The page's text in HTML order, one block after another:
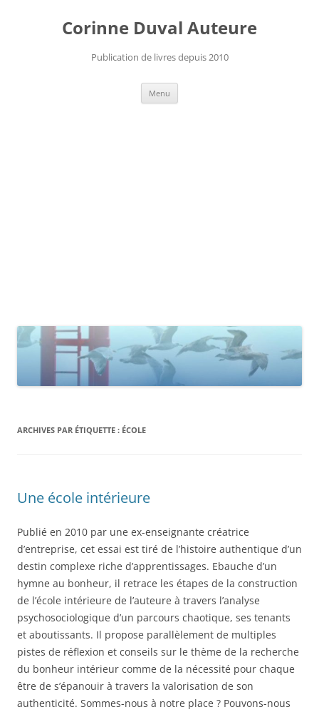
Corinne Duval Auteure
Publication de livres depuis 2010
Menu
ARCHIVES PAR ÉTIQUETTE : ÉCOLE
Une école intérieure
Publié en 2010 par une ex-enseignante créatrice
d’entreprise, cet essai est tiré de l’histoire authentique d’un
destin complexe riche d’apprentissages. Ebauche d’un
hymne au bonheur, il retrace les étapes de la construction
de l’école intérieure de l’auteure à travers l’analyse
psychosociologique d’un parcours chaotique, ses tenants
et aboutissants. Il propose parallèlement de multiples
pistes de réflexion et conseils sur le thème de la recherche
du bonheur intérieur comme de la nécessité pour chaque
être de s’épanouir à travers la valorisation de son
authenticité. Sommes-nous à notre place ? Pouvons-nous